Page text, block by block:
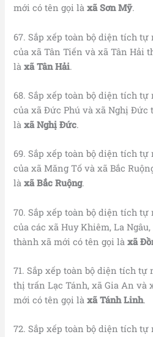
mới có tên gọi làxã Sơn Mỹ.
67. Sắp xếp toàn bộ diện tích tự
của xã Tân Tiến và xã Tân Hải
làxã Tân Hải.
68. Sắp xếp toàn bộ diện tích tự
của xã Đức Phú và xã Nghị Đức
làxã Nghị Đức.
69. Sắp xếp toàn bộ diện tích tự
của xã Măng Tố và xã Bắc
làxã Bắc Ruộng.
70. Sắp xếp toàn bộ diện tích tự
của các xã Huy Khiêm, La
thành xã mới có tên gọi làxã
71. Sắp xếp toàn bộ diện tích tự
thị trấn Lạc Tánh, xã Gia An và
mới có tên gọi làxã Tánh Linh.
72. Sắp xếp toàn bộ diện tích tự